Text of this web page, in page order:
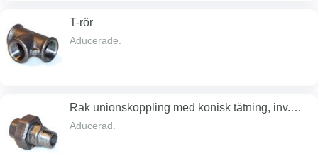
T-rör
Aducerade.
Rak unionskoppling med konisk tätning, inv.
och utv. gg
Aducerad.